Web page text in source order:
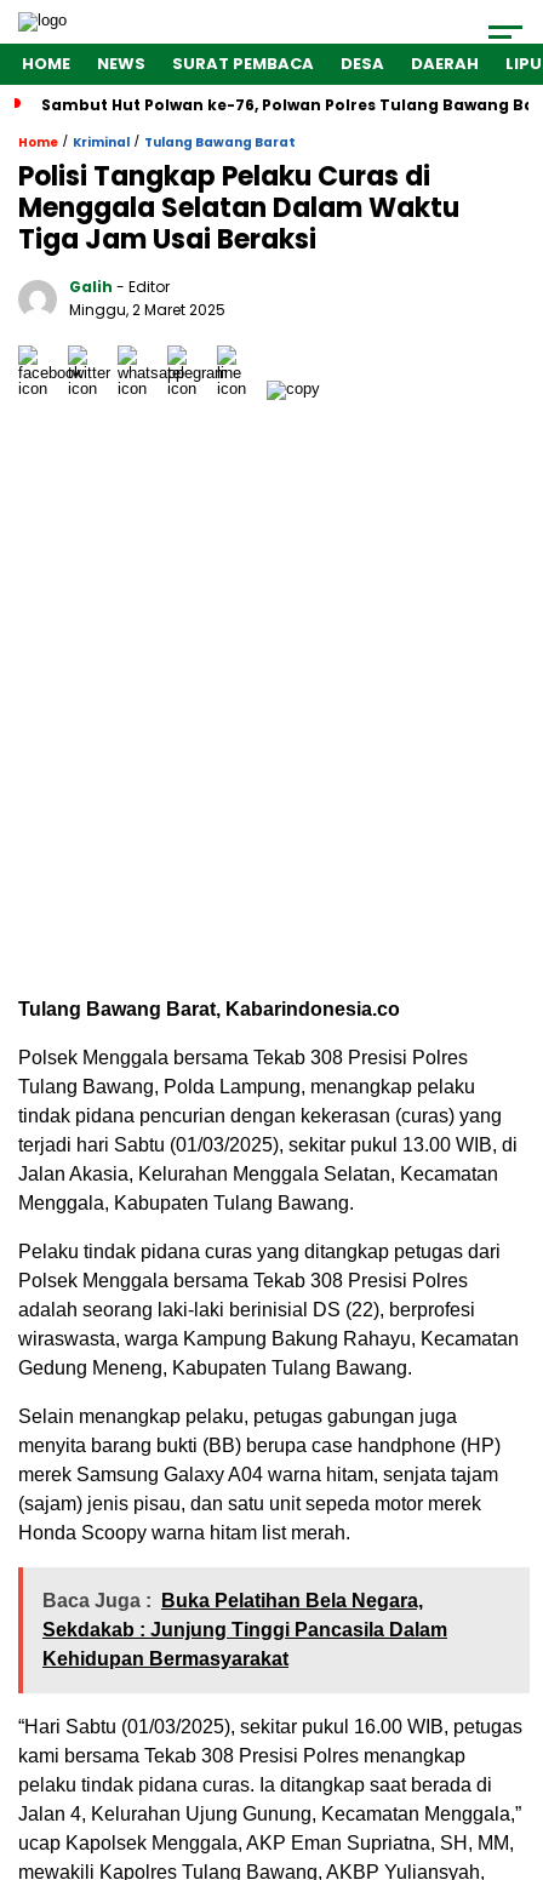
HOME NEWS SURAT PEMBACA DESA DAERAH
Sambut Hut Polwan ke-76, Polwan Polres Tulang Bawang
Home / Kriminal / Tulang Bawang Barat
Polisi Tangkap Pelaku Curas di
Menggala Selatan Dalam Waktu
Tiga Jam Usai Beraksi
Galih - Editor
Minggu, 2 Maret 2025
Tulang Bawang Barat, Kabarindonesia.co
Polsek Menggala bersama Tekab 308 Presisi Polres
Tulang Bawang, Polda Lampung, menangkap pelaku
tindak pidana pencurian dengan kekerasan (curas) yang
terjadi hari Sabtu (01/03/2025), sekitar pukul 13.00 WIB, di
Jalan Akasia, Kelurahan Menggala Selatan, Kecamatan
Menggala, Kabupaten Tulang Bawang.
Pelaku tindak pidana curas yang ditangkap petugas dari
Polsek Menggala bersama Tekab 308 Presisi Polres
adalah seorang laki-laki berinisial DS (22), berprofesi
wiraswasta, warga Kampung Bakung Rahayu, Kecamatan
Gedung Meneng, Kabupaten Tulang Bawang.
Selain menangkap pelaku, petugas gabungan juga
menyita barang bukti (BB) berupa case handphone (HP)
merek Samsung Galaxy A04 warna hitam, senjata tajam
(sajam) jenis pisau, dan satu unit sepeda motor merek
Honda Scoopy warna hitam list merah.
Baca Juga :
Buka Pelatihan Bela Negara,
Sekdakab : Junjung Tinggi Pancasila Dalam
Kehidupan Bermasyarakat
“Hari Sabtu (01/03/2025), sekitar pukul 16.00 WIB, petugas
kami bersama Tekab 308 Presisi Polres menangkap
pelaku tindak pidana curas. Ia ditangkap saat berada di
Jalan 4, Kelurahan Ujung Gunung, Kecamatan Menggala,”
ucap Kapolsek Menggala, AKP Eman Supriatna, SH, MM,
mewakili Kapolres Tulang Bawang, AKBP Yuliansyah,